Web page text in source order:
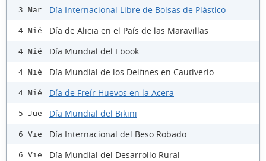
3 Mar Día Internacional Libre de Bolsas de Plástico
4 Mié Día de Alicia en el País de las Maravillas
4 Mié Día Mundial del Ebook
4 Mié Día Mundial de los Delfines en Cautiverio
4 Mié Día de Freír Huevos en la Acera
5 Jue Día Mundial del Bikini
6 Vie Día Internacional del Beso Robado
6 Vie Día Mundial del Desarrollo Rural